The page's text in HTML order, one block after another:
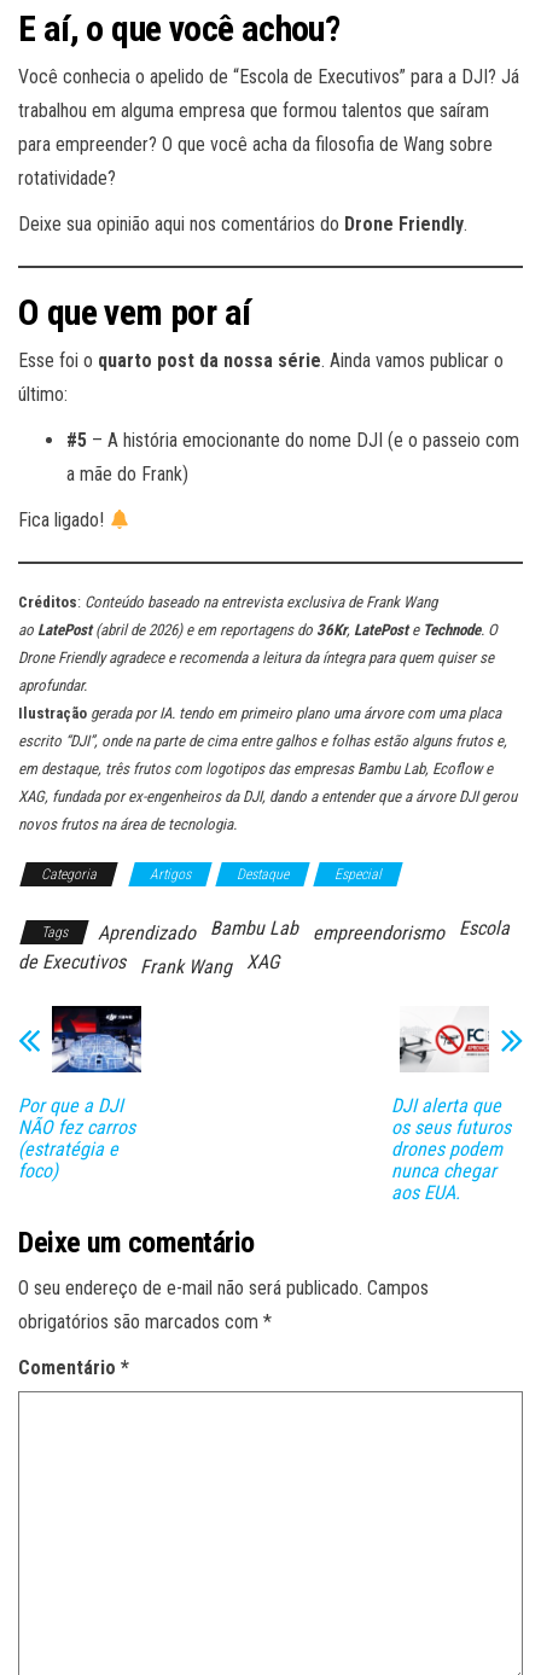
E aí, o que você achou?
Você conhecia o apelido de “Escola de Executivos” para a DJI? Já
trabalhou em alguma empresa que formou talentos que saíram
para empreender? O que você acha da filosofia de Wang sobre
rotatividade?
Deixe sua opinião aqui nos comentários do Drone Friendly.
O que vem por aí
Esse foi o quarto post da nossa série. Ainda vamos publicar o
último:
#5 – A história emocionante do nome DJI (e o passeio com
a mãe do Frank)
Fica ligado!
Créditos: Conteúdo baseado na entrevista exclusiva de Frank Wang
ao LatePost(abril de 2026) e em reportagens do 36Kr, LatePoste Technode. O
Drone Friendly agradece e recomenda a leitura da íntegra para quem quiser se
aprofundar.
Ilustração gerada por IA. tendo em primeiro plano uma árvore com uma placa
escrito “DJI”, onde na parte de cima entre galhos e folhas estão alguns frutos e,
em destaque, três frutos com logotipos das empresas Bambu Lab, Ecoflow e
XAG, fundada por ex-engenheiros da DJI, dando a entender que a árvore DJI gerou
novos frutos na área de tecnologia.
Categoria Artigos Destaque Especial
Tags Aprendizado Bambu Lab empreendorismo
Escola
de Executivos
Frank Wang XAG
Por que a DJI
NÃO fez carros
(estratégia e
foco)
DJI alerta que
os seus futuros
drones podem
nunca chegar
aos EUA.
Deixe um comentário
O seu endereço de e-mail não será publicado. Campos
obrigatórios são marcados com *
Comentário *